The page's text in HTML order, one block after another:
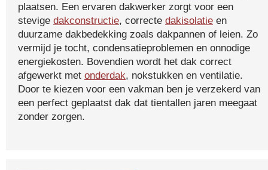
plaatsen. Een ervaren dakwerker zorgt voor een
stevige dakconstructie, correcte dakisolatie en
duurzame dakbedekking zoals dakpannen of leien. Zo
vermijd je tocht, condensatieproblemen en onnodige
energiekosten. Bovendien wordt het dak correct
afgewerkt met onderdak, nokstukken en ventilatie.
Door te kiezen voor een vakman ben je verzekerd van
een perfect geplaatst dak dat tientallen jaren meegaat
zonder zorgen.